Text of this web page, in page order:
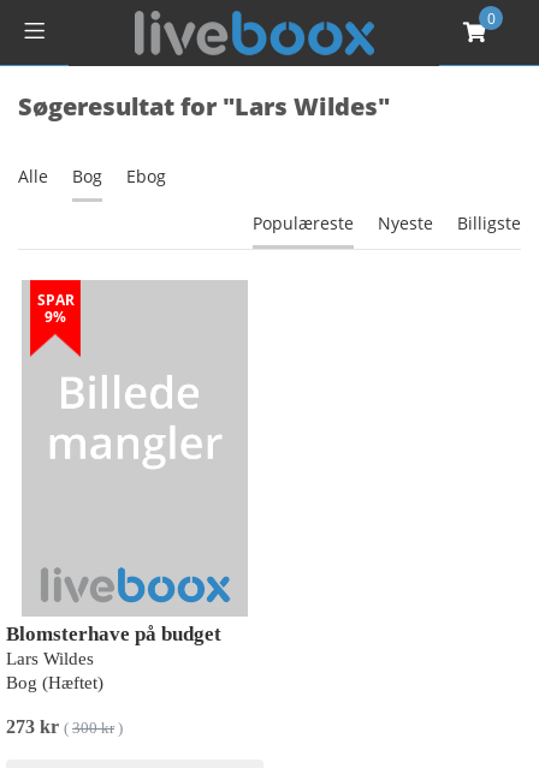
0
Søgeresultat for "Lars Wildes"
Alle Bog Ebog
Populæreste Nyeste Billigste
SPAR
9%
Blomsterhave på budget
Lars Wildes
Bog (Hæftet)
273 kr ( 300 kr)